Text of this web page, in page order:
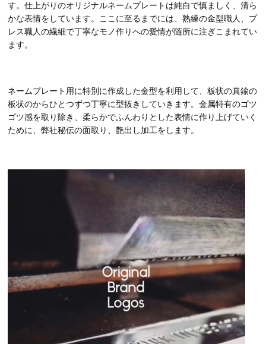
す。仕上がりのオリジナルネームプレートは純白で慎ましく、清ら
かな表情をしています。ここに至るまでには、熟練の金型職人、プ
レス職人の繊細で丁寧なモノ作りへの愛情が随所に注ぎこまれてい
ます。
ネームプレート用に特別に作成した金型を利用して、板状の真鍮の
板状のからひとつずつ丁寧に型抜きしていきます。金属特有のゴツ
ゴツ感を取り除き、柔らかでふんわりとした表情に作り上げていく
ために、弊社秘伝の面取り、艶出し加工をします。